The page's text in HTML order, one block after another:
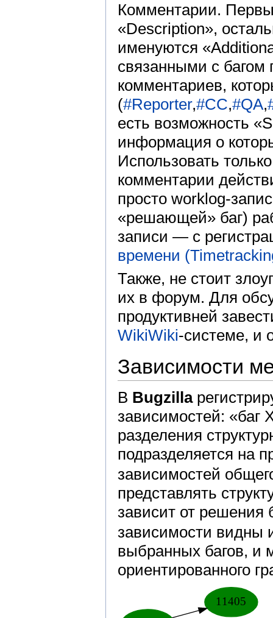
Комментарии.
«Description»,
именуются
связанными с багом
комментариев,
(#Reporter,#CC,#QA,
есть возможность
информация о
Использовать
комментарии
просто worklog-
«решающей» баг)
записи — с
времени
Также, не стоит
их в форум. Для
продуктивней
WikiWiki-системе, и
Зависимости
В Bugzilla
зависимостей: «баг
разделения
подразделяется на
зависимостей
представлять
зависит от решения
зависимости видны
выбранных багов, и
ориентированного